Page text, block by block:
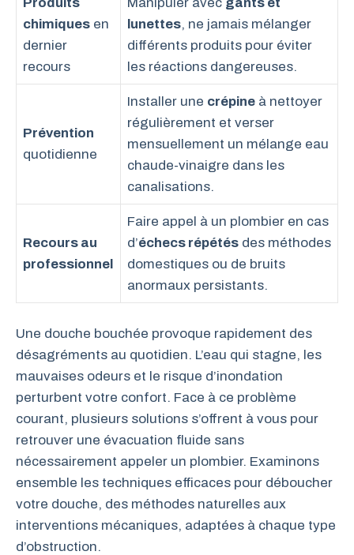
chimiques en
dernier
recours
lunettes, ne jamais mélanger
différents produits pour éviter
les réactions dangereuses.
Prévention
quotidienne
Installer une crépine à nettoyer
régulièrement et verser
mensuellement un mélange eau
chaude-vinaigre dans les
canalisations.
Recours au
professionnel
Faire appel à un plombier en cas
d’échecs répétés des méthodes
domestiques ou de bruits
anormaux persistants.
Une douche bouchée provoque rapidement des
désagréments au quotidien. L’eau qui stagne, les
mauvaises odeurs et le risque d’inondation
perturbent votre confort. Face à ce problème
courant, plusieurs solutions s’offrent à vous pour
retrouver une évacuation fluide sans
nécessairement appeler un plombier. Examinons
ensemble les techniques efficaces pour déboucher
votre douche, des méthodes naturelles aux
interventions mécaniques, adaptées à chaque type
d’obstruction.